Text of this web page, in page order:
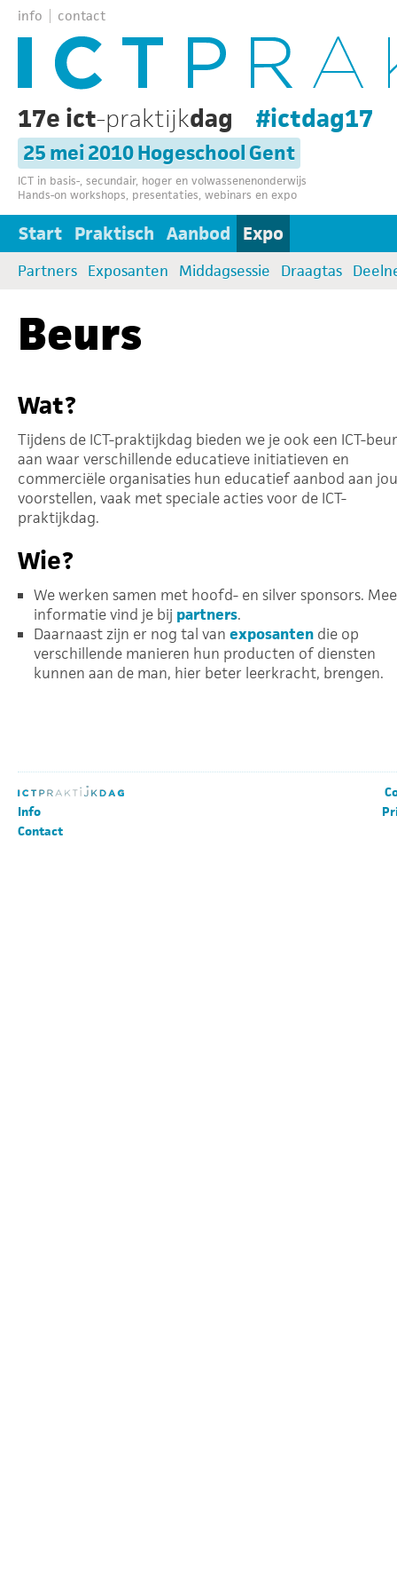
info contact
17e ict-praktijkdag #ictdag17
25 mei 2010 Hogeschool Gent
ICT in basis-, secundair, hoger en volwassenenonderwijs
Hands-on workshops, presentaties, webinars en expo
Start Praktisch Aanbod Expo
Partners Exposanten Middagsessie Draagtas
Beurs
Wat?
Tijdens de ICT-praktijkdag bieden we je ook een ICT-
aan waar verschillende educatieve initiatieven en
commerciële organisaties hun educatief aanbod aan jou
voorstellen, vaak met speciale acties voor de ICT-
praktijkdag.
Wie?
We werken samen met hoofd- en silver sponsors.
informatie vind je bij partners.
Daarnaast zijn er nog tal van exposanten die op
verschillende manieren hun producten of diensten
kunnen aan de man, hier beter leerkracht, brengen.
Info
Contact